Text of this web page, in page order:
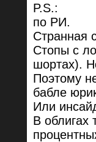
P.S.:
по РИ.
Странная
Стопы с
шортах).
Поэтому
бабле
Или
В облигах